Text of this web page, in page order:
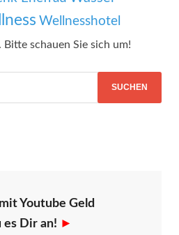
Wellnesshotel
. Bitte schauen Sie sich um!
Youtube Geld
es Dir an! ►